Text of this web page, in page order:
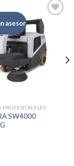
asesor
Añadir
lista de
deseos
PROFESIONALES
SW4000